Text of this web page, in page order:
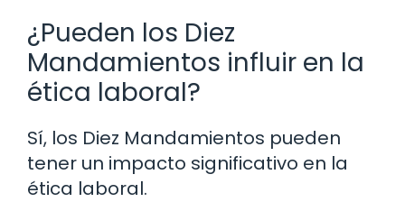
¿Pueden los Diez
Mandamientos influir en la
ética laboral?
Sí, los Diez Mandamientos pueden
tener un impacto significativo en la
ética laboral.